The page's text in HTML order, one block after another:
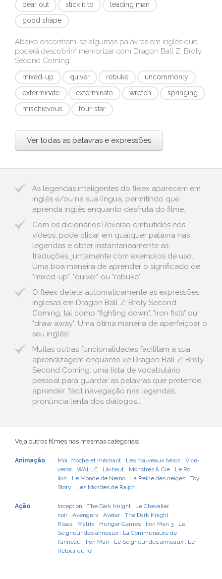
bear out
stick it to
leading man
good shape
Abaixo encontram-se algumas palavras em inglês que
poderá descobrir/ memorizar com Dragon Ball Z: Broly
Second Coming:
mixed-up quiver rebuke
uncommonly
exterminate
exterminate wretch
springing
mischievous
four-star
Ver todas as palavras e expressões
As legendas inteligentes do fleex aparecem em
inglês e/ou na sua língua, permitindo que
aprenda inglês enquanto desfruta do filme.
Com os dicionários Reverso embutidos nos
vídeos, pode clicar em qualquer palavra nas
legendas e obter instantaneamente as
traduções, juntamente com exemplos de uso.
Uma boa maneira de aprender o significado de
"mixed-up", "quiver" ou "rebuke".
O fleex deteta automaticamente as expressões
inglesas em Dragon Ball Z: Broly Second
Coming, tal como "fighting down", "iron fists" ou
"draw away". Uma ótima maneira de aperfeiçoar o
seu inglês!
Muitas outras funcionalidades facilitam a sua
aprendizagem enquanto vê Dragon Ball Z: Broly
Second Coming: uma lista de vocabulário
pessoal para guardar as palavras que pretende
aprender, fácil navegação nas legendas,
pronúncia lenta dos diálogos...
Veja outros filmes nas mesmas categorias:
Animação Moi, moche et méchant Les nouveaux héros
Vice-
versa
WALL·E Là-haut Monstres & Cie
Le Roi
lion
Le Monde de Nemo La Reine des neiges
Toy
Story
Les Mondes de Ralph
Ação Inception
The Dark Knight : Le Chevalier
noir
Avengers Avatar
The Dark Knight
Rises
Matrix Hunger Games Iron Man 3
Le
Seigneur des anneaux : La Communauté de
l'anneau
Iron Man
Le Seigneur des anneaux : Le
Retour du roi